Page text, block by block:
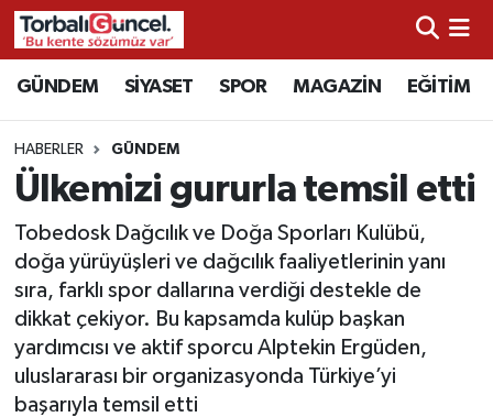
GÜNDEM SİYASET SPOR MAGAZİN EĞİTİM
HABERLER GÜNDEM
Ülkemizi gururla temsil etti
Tobedosk Dağcılık ve Doğa Sporları Kulübü,
doğa yürüyüşleri ve dağcılık faaliyetlerinin yanı
sıra, farklı spor dallarına verdiği destekle de
dikkat çekiyor. Bu kapsamda kulüp başkan
yardımcısı ve aktif sporcu Alptekin Ergüden,
uluslararası bir organizasyonda Türkiye’yi
başarıyla temsil etti
İzmir Nöbetçi Eczaneler
İzmir Hava Durumu
İzmir Namaz Vakitleri
İzmir Trafik Yoğunluk Haritası
Süper Lig Puan Durumu ve Fikstür
Tüm Manşetler